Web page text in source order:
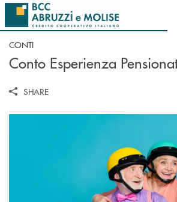
Salta al contenuto principale
CONTI
Conto Esperienza
SHARE